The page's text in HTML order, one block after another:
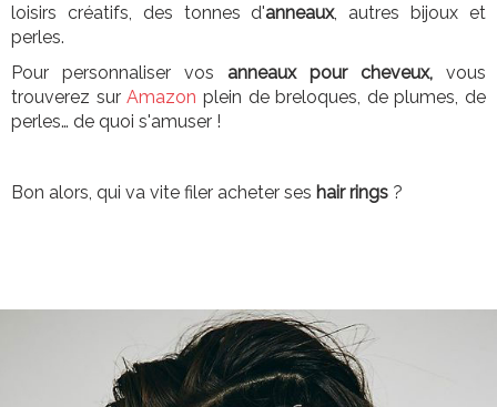
loisirs créatifs, des tonnes d'anneaux, autres bijoux et
perles.
Pour personnaliser vos anneaux pour cheveux, vous
trouverez surAmazon plein de breloques, de plumes, de
perles… de quoi s'amuser !
Bon alors, qui va vite filer acheter ses hair rings ?